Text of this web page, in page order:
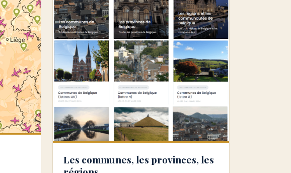
Les communes, les provinces, les